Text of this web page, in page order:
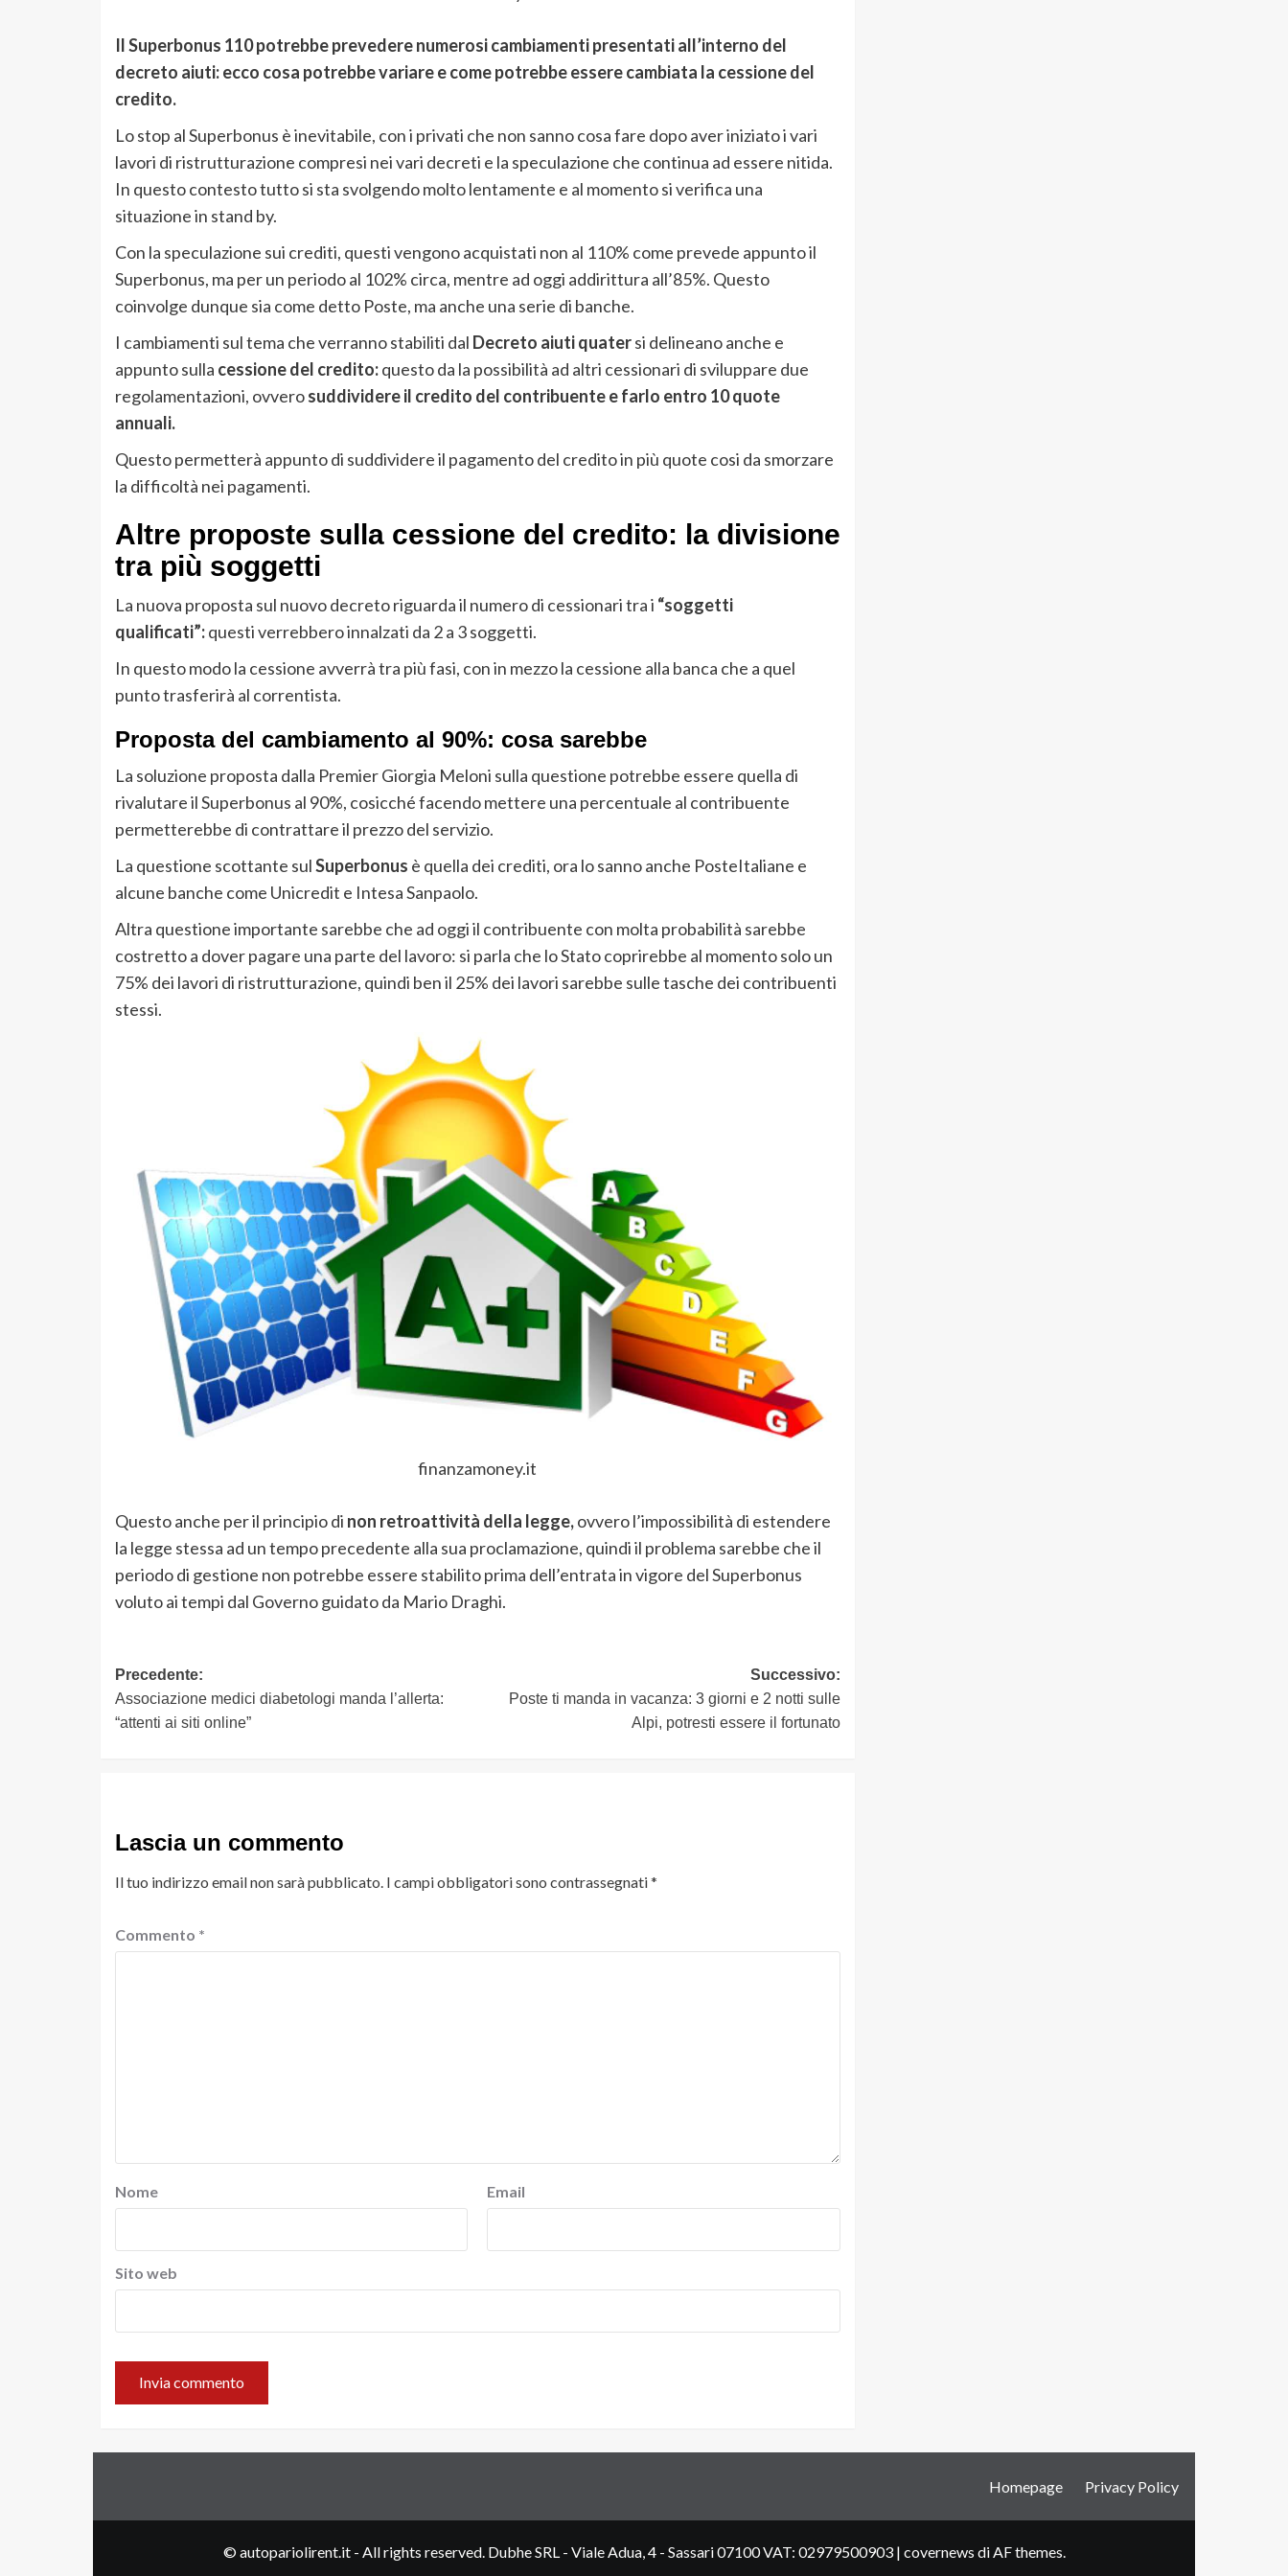
Il Superbonus 110 potrebbe prevedere numerosi cambiamenti presentati all’interno del
decreto aiuti: ecco cosa potrebbe variare e come potrebbe essere cambiata la cessione del
credito.
Lo stop al Superbonus è inevitabile, con i privati che non sanno cosa fare dopo aver iniziato i vari
lavori di ristrutturazione compresi nei vari decreti e la speculazione che continua ad essere nitida.
In questo contesto tutto si sta svolgendo molto lentamente e al momento si verifica una
situazione in stand by.
Con la speculazione sui crediti, questi vengono acquistati non al 110% come prevede appunto il
Superbonus, ma per un periodo al 102% circa, mentre ad oggi addirittura all’85%. Questo
coinvolge dunque sia come detto Poste, ma anche una serie di banche.
I cambiamenti sul tema che verranno stabiliti dal Decreto aiuti quatersi delineano anche e
appunto sulla cessione del credito:questo da la possibilità ad altri cessionari di sviluppare due
regolamentazioni, ovverosuddividere il credito del contribuente e farlo entro 10 quote
annuali.
Questo permetterà appunto di suddividere il pagamento del credito in più quote cosi da smorzare
la difficoltà nei pagamenti.
Altre proposte sulla cessione del credito: la divisione
tra più soggetti
La nuova proposta sul nuovo decreto riguarda il numero di cessionari tra i “soggetti
qualificati”:questi verrebbero innalzati da 2 a 3 soggetti.
In questo modo la cessione avverrà tra più fasi, con in mezzo la cessione alla banca che a quel
punto trasferirà al correntista.
Proposta del cambiamento al 90%: cosa sarebbe
La soluzione proposta dalla Premier Giorgia Meloni sulla questione potrebbe essere quella di
rivalutare il Superbonus al 90%, cosicché facendo mettere una percentuale al contribuente
permetterebbe di contrattare il prezzo del servizio.
La questione scottante sulSuperbonus è quella dei crediti, ora lo sanno anche PosteItaliane e
alcune banche come Unicredit e Intesa Sanpaolo.
Altra questione importante sarebbe che ad oggi il contribuente con molta probabilità sarebbe
costretto a dover pagare una parte del lavoro: si parla che lo Stato coprirebbe al momento solo un
75% dei lavori di ristrutturazione, quindi ben il 25% dei lavori sarebbe sulle tasche dei contribuenti
stessi.
finanzamoney.it
Questo anche per il principio di non retroattività della legge,ovvero l’impossibilità di estendere
la legge stessa ad un tempo precedente alla sua proclamazione, quindi il problema sarebbe che il
periodo di gestione non potrebbe essere stabilito prima dell’entrata in vigore del Superbonus
voluto ai tempi dal Governo guidato da Mario Draghi.
Navigazione
articolo
Precedente:
Associazione medici diabetologi manda l’allerta:
“attenti ai siti online”
Successivo:
Poste ti manda in vacanza: 3 giorni e 2 notti sulle
Alpi, potresti essere il fortunato
Lascia un commento
Il tuo indirizzo email non sarà pubblicato. I campi obbligatori sono contrassegnati*
Commento *
Nome Email
Sito web
Homepage Privacy Policy
© autopariolirent.it - All rights reserved. Dubhe SRL - Viale Adua, 4 - Sassari 07100 VAT: 02979500903 | covernews di AF themes.